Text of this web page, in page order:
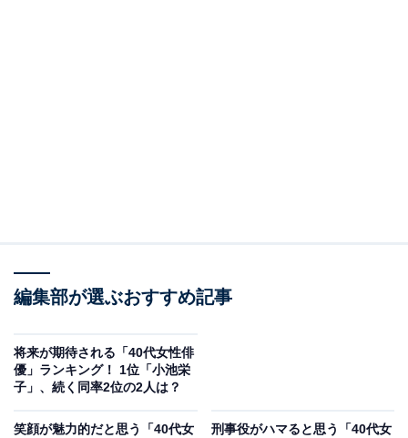
編集部が選ぶおすすめ記事
将来が期待される「40代女性俳
優」ランキング！ 1位「小池栄
子」、続く同率2位の2人は？
笑顔が魅力的だと思う「40代女
刑事役がハマると思う「40代女